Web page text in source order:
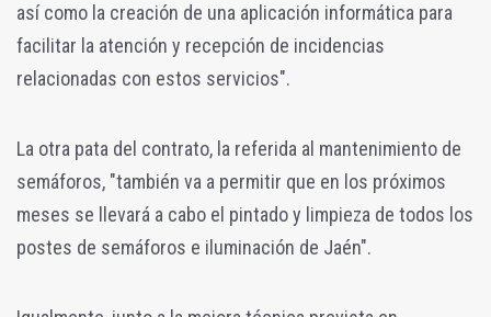
así como la creación de una aplicación informática para
facilitar la atención y recepción de incidencias
relacionadas con estos servicios".
La otra pata del contrato, la referida al mantenimiento de
semáforos, "también va a permitir que en los próximos
meses se llevará a cabo el pintado y limpieza de todos los
postes de semáforos e iluminación de Jaén".